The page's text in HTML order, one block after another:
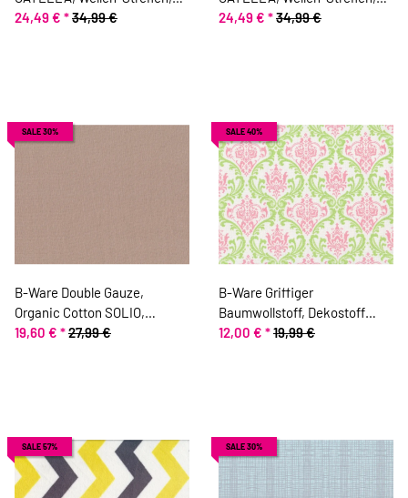
aprikot, Toptex
24,49 € *34,99 €
beige, Toptex
24,49 € *34,99 €
SALE 30%
B-Ware Double Gauze,
Organic Cotton SOLIO,
einfarbig, natur dunkel
19,60 € *27,99 €
SALE 40%
B-Ware Griffiger
Baumwollstoff, Dekostoff
MIRA, florale Ornamente,
12,00 € *19,99 €
SALE 57% SALE 30%